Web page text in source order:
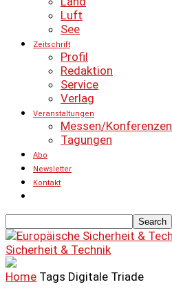
Luft
See
Zeitschrift
Profil
Redaktion
Service
Verlag
Veranstaltungen
Messen/Konferenzen
Tagungen
Abo
Newsletter
Kontakt
Sicherheit & Technik
Home Tags Digitale Triade